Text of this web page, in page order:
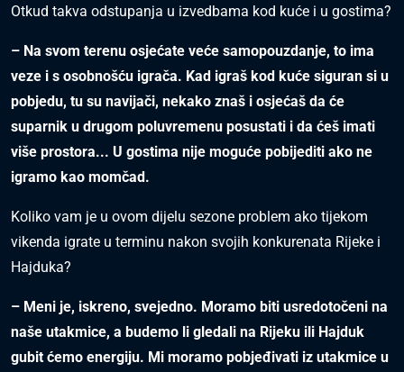
Otkud takva odstupanja u izvedbama kod kuće i u gostima?
– Na svom terenu osjećate veće samopouzdanje, to ima
veze i s osobnošću igrača. Kad igraš kod kuće siguran si u
pobjedu, tu su navijači, nekako znaš i osjećaš da će
suparnik u drugom poluvremenu posustati i da ćeš imati
više prostora... U gostima nije moguće pobijediti ako ne
igramo kao momčad.
Koliko vam je u ovom dijelu sezone problem ako tijekom
vikenda igrate u terminu nakon svojih konkurenata Rijeke i
Hajduka?
– Meni je, iskreno, svejedno. Moramo biti usredotočeni na
naše utakmice, a budemo li gledali na Rijeku ili Hajduk
gubit ćemo energiju. Mi moramo pobjeđivati iz utakmice u